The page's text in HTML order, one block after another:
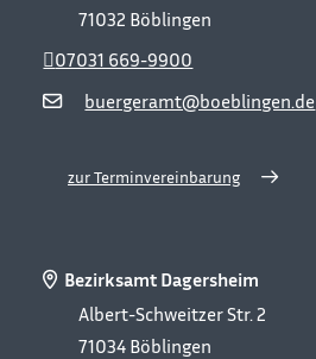
71032 Böblingen
buergeramt@boeblingen.de
07031 669-9900
zur Terminvereinbarung
Bezirksamt Dagersheim
Albert-Schweitzer Str. 2
71034 Böblingen